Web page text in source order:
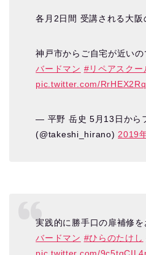
各月2日間 受講される大阪
神戸市からご自宅が近い
バードマン #リペアスクー
pic.twitter.com/
— 平野 岳史 5月13日から
(@takeshi_hirano) 2019
実践的に勝手口の扉補修を
バードマン #ひらのたけし
pic.twitter.com/